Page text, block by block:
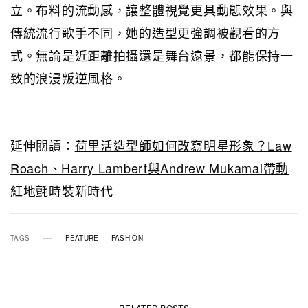
立。布料的流動感，讓整體視覺更具動態效果。與
傳統流行歌手不同，她的造型更強調被觀看的方
式。無論是近距離拍攝還是舞台遠景，都能保持一
致的浪漫叛逆風格。
延伸閱讀： 荷里活造型師如何改寫明星形象？Law
Roach、Harry Lambert與Andrew Mukamal帶動
紅地氈時裝新時代
TAGS FEATURE FASHION